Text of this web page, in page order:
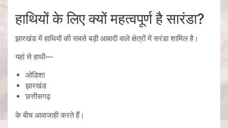
हाथियों के लिए क्यों महत्वपूर्ण है सारंडा?
झारखंड में हाथियों की सबसे बड़ी आबादी वाले क्षेत्रों में सरंडा शामिल है।
यहां से हाथी—
ओडिशा
झारखंड
छत्तीसगढ़
के बीच आवाजाही करते हैं।